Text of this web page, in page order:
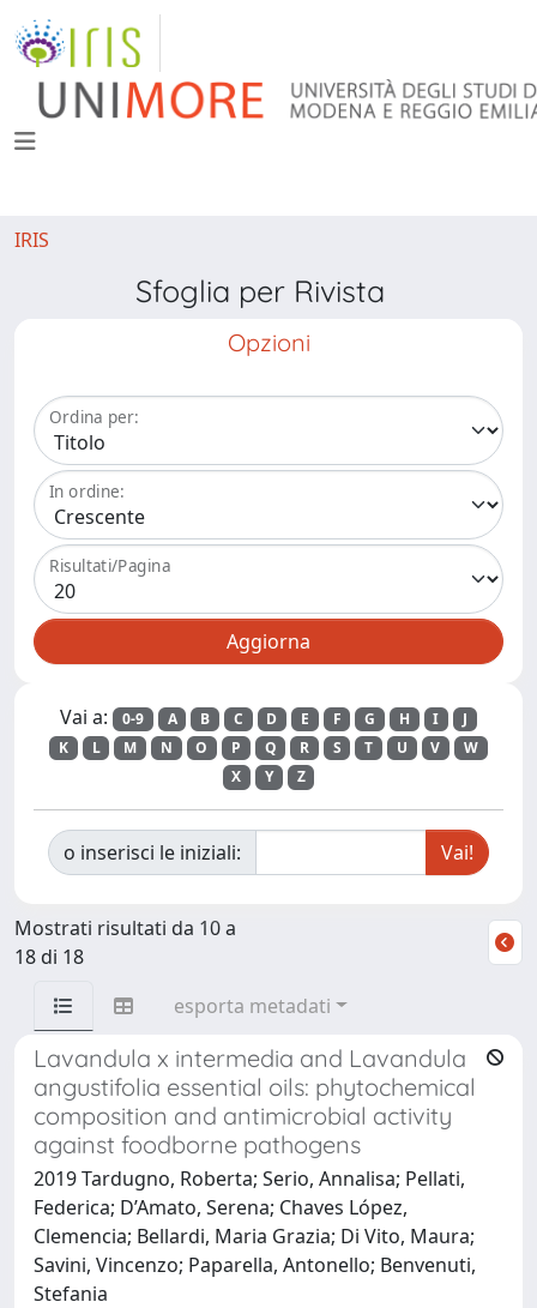
IRIS
Sfoglia per Rivista
Opzioni
Ordina per:
In ordine:
Risultati/Pagina
Vai a: 0-9 A B C D E F G H I
J
K
L M N O P Q R S T U V
W
X
Y Z
o inserisci le iniziali:
Mostrati risultati da 10 a
18 di 18
esporta metadati
Lavandula x intermedia and Lavandula
angustifolia essential oils: phytochemical
composition and antimicrobial activity
against foodborne pathogens
2019 Tardugno, Roberta; Serio, Annalisa; Pellati,
Federica; D’Amato, Serena; Chaves López,
Clemencia; Bellardi, Maria Grazia; Di Vito, Maura;
Savini, Vincenzo; Paparella, Antonello; Benvenuti,
Stefania